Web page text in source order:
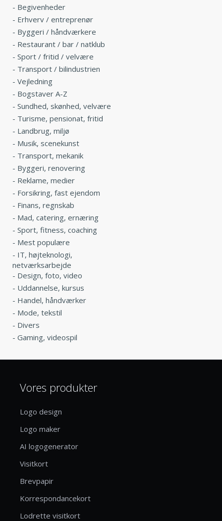
- Begivenheder
- Erhverv / entreprenør
- Byggeri / håndværkere
- Restaurant / bar / natklub
- Sport / fritid / velvære
- Transport / bilindustrien
- Vejledning
- Bogstaver A-Z
- Sundhed, skønhed, velvære
- Turisme, pensionat, fritid
- Landbrug, miljø
- Musik, scenekunst
- Transport, mekanik
- Byggeri, renovering
- Reklame, medier
- Forsikring, fast ejendom
- Finans, regnskab
- Mad, catering, ernæring
- Sport, fitness, coaching
- Mest populære
- IT, højteknologi,
netværksarbejde
- Design, foto, video
- Uddannelse, kursus
- Handel, håndværker
- Mode, tekstil
- Divers
- Gaming, videospil
Vores produkter
Logo design
Logo maker
AI logogenerator
Visitkort
Brevpapir
Korrespondancekort
Lodrette visitkort